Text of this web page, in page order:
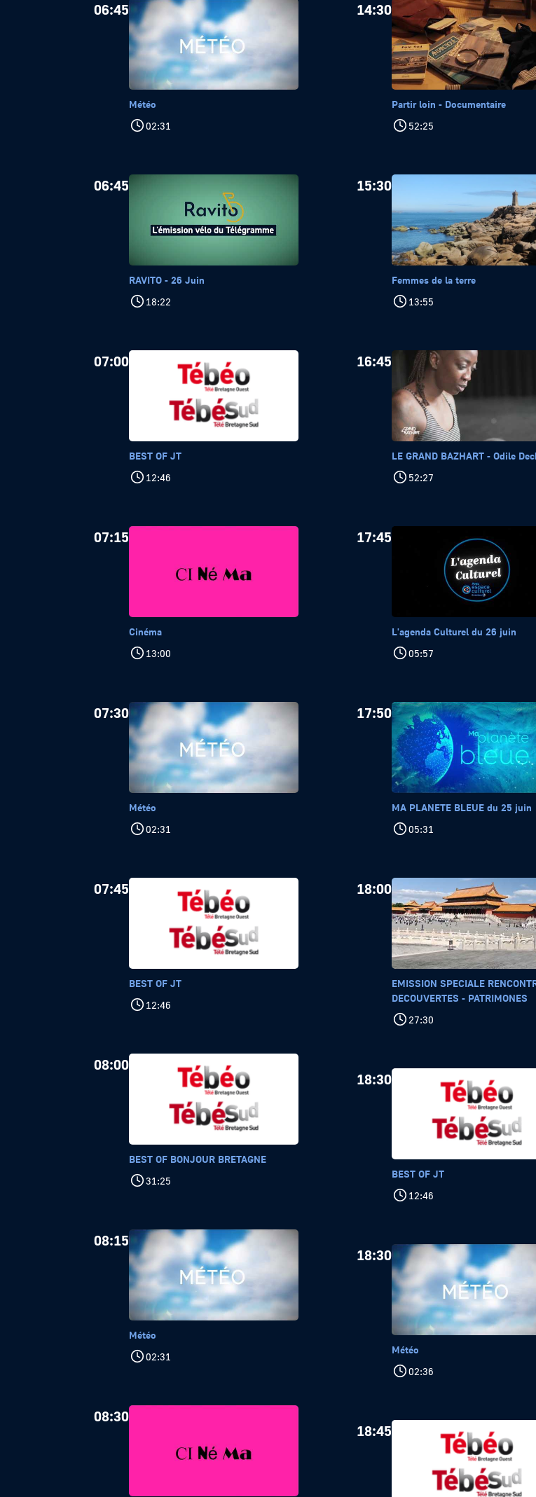
06:45
Météo
02:31
06:45
RAVITO - 26 Juin
18:22
07:00
BEST OF JT
12:46
07:15
Cinéma
13:00
07:30
Météo
02:31
07:45
BEST OF JT
12:46
08:00
BEST OF BONJOUR BRETAGNE
31:25
08:15
Météo
02:31
08:30
14:30
Partir loin - Documentaire
52:25
15:30
Femmes de la terre
13:55
16:45
LE GRAND BAZHART - Odile
52:27
17:45
L'agenda Culturel du 26 juin
05:57
17:50
MA PLANETE BLEUE du 25 juin
05:31
18:00
EMISSION SPECIALE
DECOUVERTES - PATRIMONES
27:30
18:30
BEST OF JT
12:46
18:30
Météo
02:36
18:45